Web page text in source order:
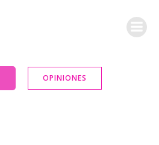
OPINIONES